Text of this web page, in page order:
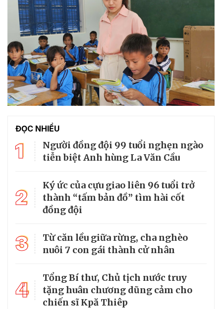
ĐỌC NHIỀU
1
Người đồng đội 99 tuổi nghẹn ngào
tiễn biệt Anh hùng La Văn Cầu
2
Ký ức của cựu giao liên 96 tuổi trở
thành “tấm bản đồ” tìm hài cốt
đồng đội
3
Từ căn lều giữa rừng, cha nghèo
nuôi 7 con gái thành cử nhân
4
Tổng Bí thư, Chủ tịch nước truy
tặng huân chương dũng cảm cho
chiến sĩ Kpă Thiêp